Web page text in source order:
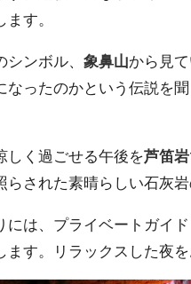
す。
シンボル、象鼻山から見
なったのかという伝説を
く過ごせる午後を芦笛岩
らされた素晴らしい石灰
は、プライベートガイ
ます。リラックスした夜を